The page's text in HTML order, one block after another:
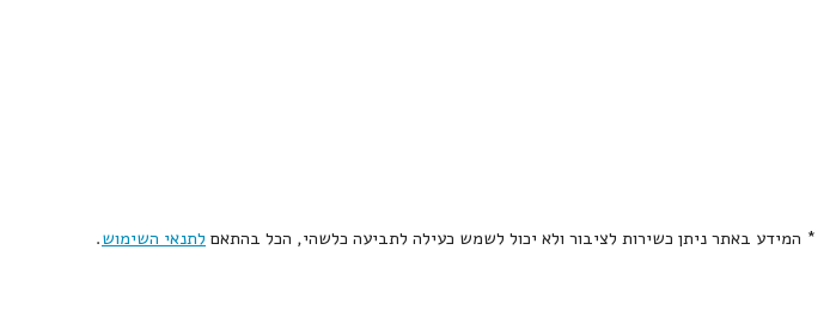
* המידע באתר ניתן כשירות לציבור ולא יכול לשמש כעילה לתביעה כלשהי, הכל בהתאם לתנאי השימוש.